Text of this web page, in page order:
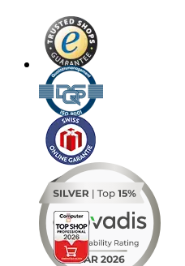
MAR 2026